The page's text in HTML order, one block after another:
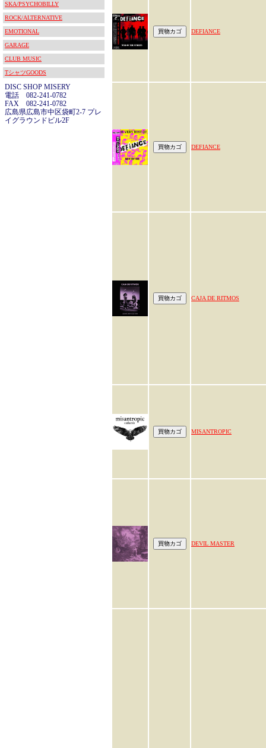
SKA/PSYCHOBILLY
ROCK/ALTERNATIVE
EMOTIONAL
GARAGE
CLUB MUSIC
TシャツGOODS
DISC SHOP MISERY
電話 082-241-0782
FAX 082-241-0782
広島県広島市中区袋町2-7 プレ
イグラウンドビル2F
DEFIANCE
DEFIANCE
CAJA DE RITMOS
MISANTROPIC
DEVIL MASTER